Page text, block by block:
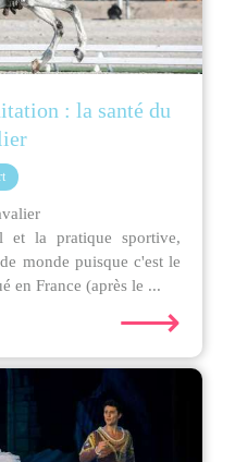
: la santé du
et la pratique sportive,
monde puisque c'est le
en France (après le ...
⟶